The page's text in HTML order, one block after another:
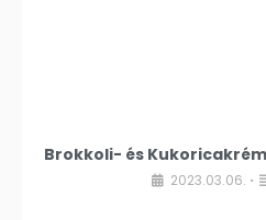
Brokkoli- és
2023.03.06. •